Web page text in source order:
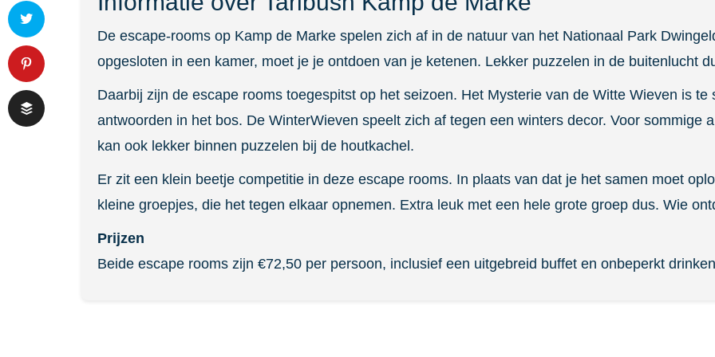
De escape-rooms op Kamp de Marke spelen zich af in de natuur van het Nationaal Park
opgesloten in een kamer, moet je je ontdoen van je ketenen. Lekker puzzelen in de buitenlucht
Daarbij zijn de escape rooms toegespitst op het seizoen. Het Mysterie van de Witte Wieven is
antwoorden in het bos. De WinterWieven speelt zich af tegen een winters decor. Voor sommige
kan ook lekker binnen puzzelen bij de houtkachel.
Er zit een klein beetje competitie in deze escape rooms. In plaats van dat je het samen moet
kleine groepjes, die het tegen elkaar opnemen. Extra leuk met een hele grote groep dus. Wie
Prijzen
Beide escape rooms zijn €72,50 per persoon, inclusief een uitgebreid buffet en onbeperkt drinken